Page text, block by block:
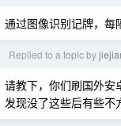
通过图像识别记牌，每
Replied to a topic by
请教下，你们刷国外安
发现没了这些后有些不